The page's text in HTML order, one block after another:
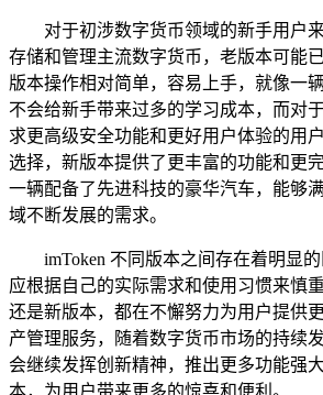
对于初涉数字货币领域的新手用户
存储和管理主流数字货币，老版本可能
版本操作相对简单，容易上手，就像一
不会给新手带来过多的学习成本，而对
求更高级安全功能和更好用户体验的用
选择，新版本提供了更丰富的功能和更
一辆配备了先进科技的豪华汽车，能够
域不断发展的需求。
imToken 不同版本之间存在着明显
应根据自己的实际需求和使用习惯来慎
还是新版本，都在不懈努力为用户提供
产管理服务，随着数字货币市场的持续
会继续发挥创新精神，推出更多功能强
本，为用户带来更多的惊喜和便利。